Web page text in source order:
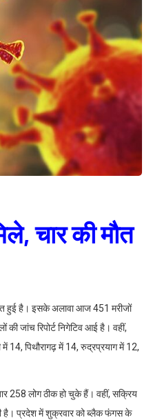
चार की मौत
हुई है। इसके अलावा आज 451 मरीजों
जांच रिपोर्ट निगेटिव आई है। वहीं,
में 14, पिथौरागढ़ में 14, रुद्रप्रयाग में 12,
258 लोग ठीक हो चुके हैं। वहीं, सक्रिय
है। प्रदेश में शुक्रवार को ब्लैक फंगस के